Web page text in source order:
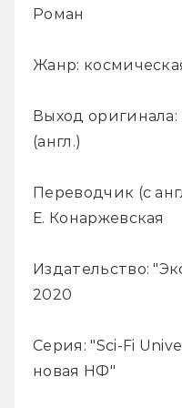
Роман
Жанр:
Выход оригинала:
(англ.)
Переводчик (с
Е. Конаржевская
Издательство:
2020
Серия: "Sci-Fi
новая НФ"